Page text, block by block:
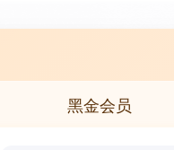
黑金会员